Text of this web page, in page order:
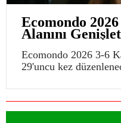
Ecomondo
Alanını
Ecomondo 2026 3-6
29'uncu kez